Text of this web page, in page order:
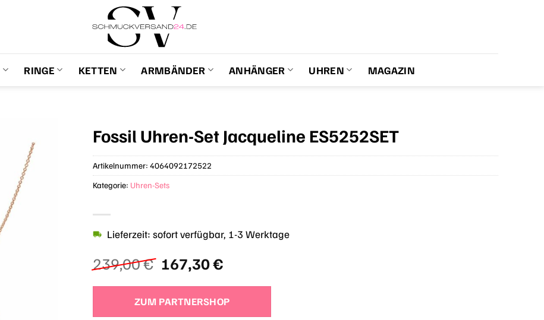
RINGE KETTEN ARMBÄNDER ANHÄNGER UHREN MAGAZIN
Fossil Uhren-Set Jacqueline ES5252SET
239,00€ Ursprünglicher
Preis
war:
239,00 €
167,30€Aktueller
ist:
167,30 €.
Lieferzeit: sofort verfügbar, 1-3 Werktage
ZUM PARTNERSHOP
Artikelnummer:4064092172522
Kategorie: Uhren-Sets